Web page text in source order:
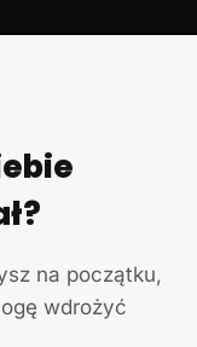
na początku,
wdrożyć